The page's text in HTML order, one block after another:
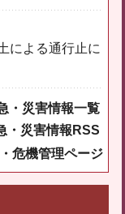
による通行止に
・災害情報一覧
・災害情報RSS
危機管理ページ